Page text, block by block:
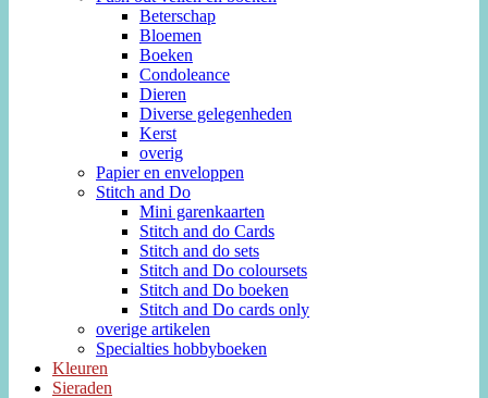
Beterschap
Bloemen
Boeken
Condoleance
Dieren
Diverse gelegenheden
Kerst
overig
Papier en enveloppen
Stitch and Do
Mini garenkaarten
Stitch and do Cards
Stitch and do sets
Stitch and Do coloursets
Stitch and Do boeken
Stitch and Do cards only
overige artikelen
Specialties hobbyboeken
Kleuren
Sieraden